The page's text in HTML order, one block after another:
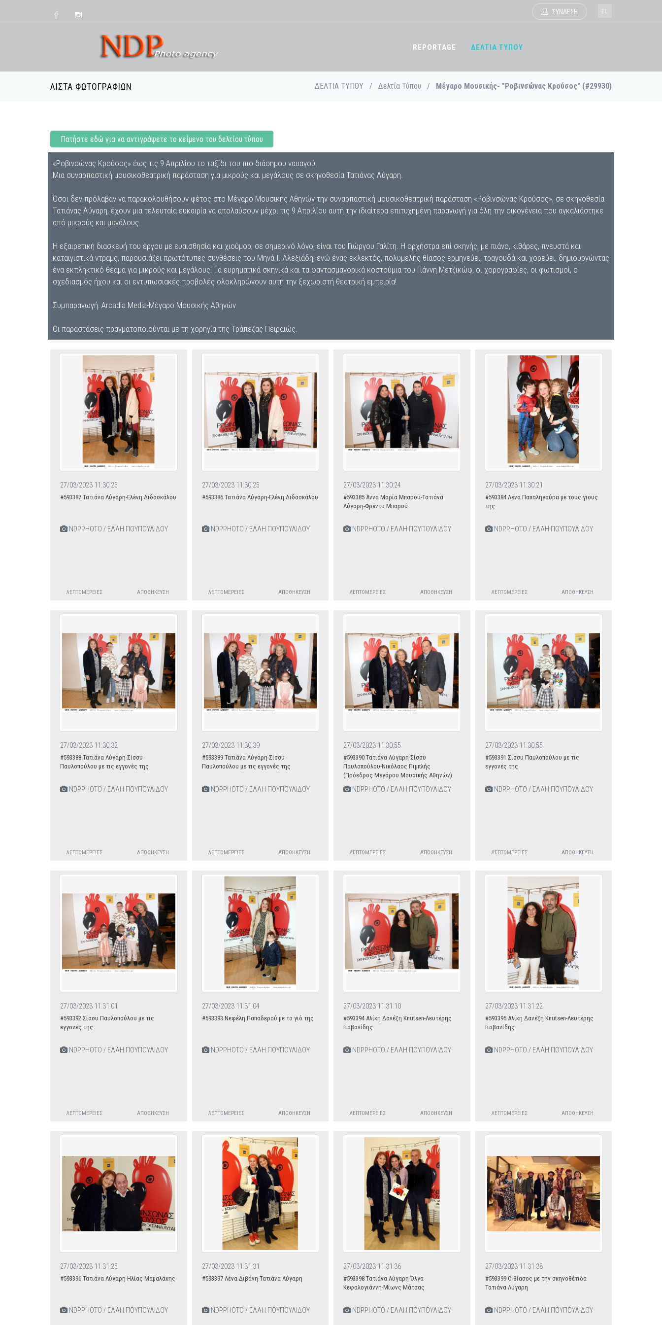
ΣΥΝΔΕΣΗ EL
REPORTAGE ΔΕΛΤΙΑ ΤΥΠΟΥ
ΛΊΣΤΑ ΦΩΤΟΓΡΑΦΙΏΝ ΔΕΛΤΙΑ ΤΥΠΟΥ / Δελτία Τύπου / Μέγαρο Μουσικής- "Ροβινσώνας Κρούσος" (#29930)
Πατήστε εδώ για να αντιγράψετε το κείμενο του δελτίου τύπου
«Ροβινσώνας Κρούσος» έως τις 9 Απριλίου το ταξίδι του πιο διάσημου ναυαγού.
Μια συναρπαστική μουσικοθεατρική παράσταση για μικρούς και μεγάλους σε σκηνοθεσία Τατιάνας Λύγαρη.
Όσοι δεν πρόλαβαν να παρακολουθήσουν φέτος στο Μέγαρο Μουσικής Αθηνών την συναρπαστική μουσικοθεατρική παράσταση «Ροβινσώνας Κρούσος», σε σκηνοθεσία
Τατιάνας Λύγαρη, έχουν μια τελευταία ευκαιρία να απολαύσουν μέχρι τις 9 Απριλίου αυτή την ιδιαίτερα επιτυχημένη παραγωγή για όλη την οικογένεια που αγκαλιάστηκε
από μικρούς και μεγάλους.
Η εξαιρετική διασκευή του έργου με ευαισθησία και χιούμορ, σε σημερινό λόγο, είναι του Γιώργου Γαλίτη. Η ορχήστρα επί σκηνής, με πιάνο, κιθάρες, πνευστά και
καταιγιστικά ντραμς, παρουσιάζει πρωτότυπες συνθέσεις του Μηνά Ι. Aλεξιάδη, ενώ ένας εκλεκτός, πολυμελής θίασος ερμηνεύει, τραγουδά και χορεύει, δημιουργώντας
ένα εκπληκτικό θέαμα για μικρούς και μεγάλους! Τα ευρηματικά σκηνικά και τα φαντασμαγορικά κοστούμια του Γιάννη Μετζικώφ, οι χορογραφίες, οι φωτισμοί, ο
σχεδιασμός ήχου και οι εντυπωσιακές προβολές ολοκληρώνουν αυτή την ξεχωριστή θεατρική εμπειρία!
Συμπαραγωγή: Αrcadia Media-Μέγαρο Μουσικής Αθηνών
Οι παραστάσεις πραγματοποιούνται με τη χορηγία της Τράπεζας Πειραιώς.
27/03/2023 11:30:25
#593387 Τατιάνα Λύγαρη-Ελένη Διδασκάλου
NDPPHOTO / ΕΛΛΗ ΠΟΥΠΟΥΛΙΔΟΥ
ΛΕΠΤΟΜΈΡΕΙΕΣ ΑΠΟΘΉΚΕΥΣΗ
27/03/2023 11:30:25
#593386 Τατιάνα Λύγαρη-Ελένη Διδασκάλου
NDPPHOTO / ΕΛΛΗ ΠΟΥΠΟΥΛΙΔΟΥ
ΛΕΠΤΟΜΈΡΕΙΕΣ ΑΠΟΘΉΚΕΥΣΗ
27/03/2023 11:30:24
#593385 Άννα Μαρία Μπαρού-Τατιάνα
Λύγαρη-Φρέντυ Μπαρού
NDPPHOTO / ΕΛΛΗ ΠΟΥΠΟΥΛΙΔΟΥ
ΛΕΠΤΟΜΈΡΕΙΕΣ ΑΠΟΘΉΚΕΥΣΗ
27/03/2023 11:30:21
#593384 Λένα Παπαληγούρα με τους γιους
της
NDPPHOTO / ΕΛΛΗ ΠΟΥΠΟΥΛΙΔΟΥ
ΛΕΠΤΟΜΈΡΕΙΕΣ ΑΠΟΘΉΚΕΥΣΗ
27/03/2023 11:30:32
#593388 Τατιάνα Λύγαρη-Σίσσυ
Παυλοπούλου με τις εγγονές της
NDPPHOTO / ΕΛΛΗ ΠΟΥΠΟΥΛΙΔΟΥ
ΛΕΠΤΟΜΈΡΕΙΕΣ ΑΠΟΘΉΚΕΥΣΗ
27/03/2023 11:30:39
#593389 Τατιάνα Λύγαρη-Σίσσυ
Παυλοπούλου με τις εγγονές της
NDPPHOTO / ΕΛΛΗ ΠΟΥΠΟΥΛΙΔΟΥ
ΛΕΠΤΟΜΈΡΕΙΕΣ ΑΠΟΘΉΚΕΥΣΗ
27/03/2023 11:30:55
#593390 Τατιάνα Λύγαρη-Σίσσυ
Παυλοπούλου-Νικόλαος Πιμπλής
(Πρόεδρος Μεγάρου Μουσικής Αθηνών)
NDPPHOTO / ΕΛΛΗ ΠΟΥΠΟΥΛΙΔΟΥ
ΛΕΠΤΟΜΈΡΕΙΕΣ ΑΠΟΘΉΚΕΥΣΗ
27/03/2023 11:30:55
#593391 Σίσσυ Παυλοπούλου με τις
εγγονές της
NDPPHOTO / ΕΛΛΗ ΠΟΥΠΟΥΛΙΔΟΥ
ΛΕΠΤΟΜΈΡΕΙΕΣ ΑΠΟΘΉΚΕΥΣΗ
27/03/2023 11:31:01
#593392 Σίσσυ Παυλοπούλου με τις
εγγονές της
NDPPHOTO / ΕΛΛΗ ΠΟΥΠΟΥΛΙΔΟΥ
ΛΕΠΤΟΜΈΡΕΙΕΣ ΑΠΟΘΉΚΕΥΣΗ
27/03/2023 11:31:04
#593393 Νεφέλη Παπαδερού με το γιό της
NDPPHOTO / ΕΛΛΗ ΠΟΥΠΟΥΛΙΔΟΥ
ΛΕΠΤΟΜΈΡΕΙΕΣ ΑΠΟΘΉΚΕΥΣΗ
27/03/2023 11:31:10
#593394 Αλίκη Δανέζη Knutsen-Λευτέρης
Γιοβανίδης
NDPPHOTO / ΕΛΛΗ ΠΟΥΠΟΥΛΙΔΟΥ
ΛΕΠΤΟΜΈΡΕΙΕΣ ΑΠΟΘΉΚΕΥΣΗ
27/03/2023 11:31:22
#593395 Αλίκη Δανέζη Knutsen-Λευτέρης
Γιοβανίδης
NDPPHOTO / ΕΛΛΗ ΠΟΥΠΟΥΛΙΔΟΥ
ΛΕΠΤΟΜΈΡΕΙΕΣ ΑΠΟΘΉΚΕΥΣΗ
27/03/2023 11:31:25
#593396 Τατιάνα Λύγαρη-Ηλίας Μαμαλάκης
NDPPHOTO / ΕΛΛΗ ΠΟΥΠΟΥΛΙΔΟΥ
27/03/2023 11:31:31
#593397 Λένα Διβάνη-Τατιάνα Λύγαρη
NDPPHOTO / ΕΛΛΗ ΠΟΥΠΟΥΛΙΔΟΥ
27/03/2023 11:31:36
#593398 Τατιάνα Λύγαρη-Όλγα
Κεφαλογιάννη-Μίωνς Μάτσας
NDPPHOTO / ΕΛΛΗ ΠΟΥΠΟΥΛΙΔΟΥ
27/03/2023 11:31:38
#593399 Ο θίασος με την σκηνοθέτιδα
Τατιάνα Λύγαρη
NDPPHOTO / ΕΛΛΗ ΠΟΥΠΟΥΛΙΔΟΥ